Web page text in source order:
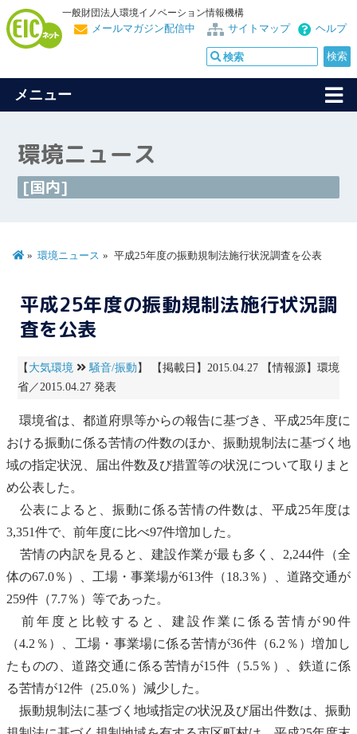
一般財団法人環境イノベーション情報機構
ヘルプ
サイトマップ
メールマガジン配信中
メニュー
環境ニュース
[国内]
環境ニュース 平成25年度の振動規制法施行状況調査を公表
平成25年度の振動規制法施行状況調
査を公表
【 大気環境 騒音/振動 】 【掲載日】2015.04.27 【情報源】環境
省／2015.04.27 発表
環境省は、都道府県等からの報告に基づき、平成25年度に
おける振動に係る苦情の件数のほか、 振動規制法に基づく地
域の指定状況、届出件数及び措置等の状況について取りまと
め公表した。
公表によると、振動に係る苦情の件数は、平成25年度は
3,351件で、前年度に比べ97件増加した。
苦情の内訳を見ると、建設作業が最も多く、2,244件（全
体の67.0％）、工場・事業場が613件（18.3％）、道路交通が
259件（7.7％）等であった。
前年度と比較すると、建設作業に係る苦情が90件
（4.2％）、工場・事業場に係る苦情が36件（6.2％）増加し
たものの、道路交通に係る苦情が15件（5.5％）、鉄道に係
る苦情が12件（25.0％）減少した。
振動規制法に基づく地域指定の状況及び届出件数は、 振動